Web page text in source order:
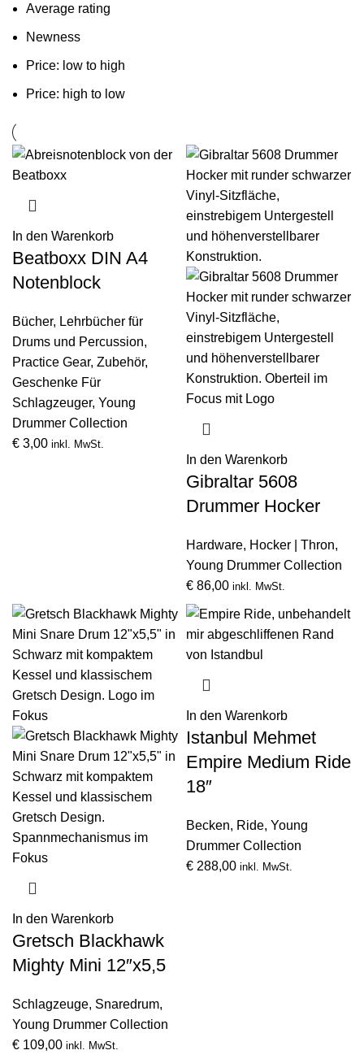
Average rating
Newness
Price: low to high
Price: high to low
In den Warenkorb
Beatboxx DIN A4
Notenblock
Bücher, Lehrbücher für
Drums und Percussion,
Practice Gear, Zubehör,
Geschenke Für
Schlagzeuger, Young
Drummer Collection
€ 3,00 inkl. MwSt.
In den Warenkorb
Gibraltar 5608
Drummer Hocker
Hardware, Hocker | Thron,
Young Drummer Collection
€ 86,00 inkl. MwSt.
In den Warenkorb
Gretsch Blackhawk
Mighty Mini 12″x5,5
Schlagzeuge, Snaredrum,
Young Drummer Collection
€ 109,00 inkl. MwSt.
In den Warenkorb
Istanbul Mehmet
Empire Medium Ride
18″
Becken, Ride, Young
Drummer Collection
€ 288,00 inkl. MwSt.